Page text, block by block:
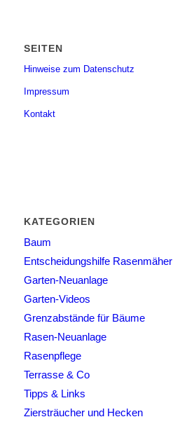
SEITEN
Hinweise zum Datenschutz
Impressum
Kontakt
KATEGORIEN
Baum
Entscheidungshilfe Rasenmäher
Garten-Neuanlage
Garten-Videos
Grenzabstände für Bäume
Rasen-Neuanlage
Rasenpflege
Terrasse & Co
Tipps & Links
Ziersträucher und Hecken